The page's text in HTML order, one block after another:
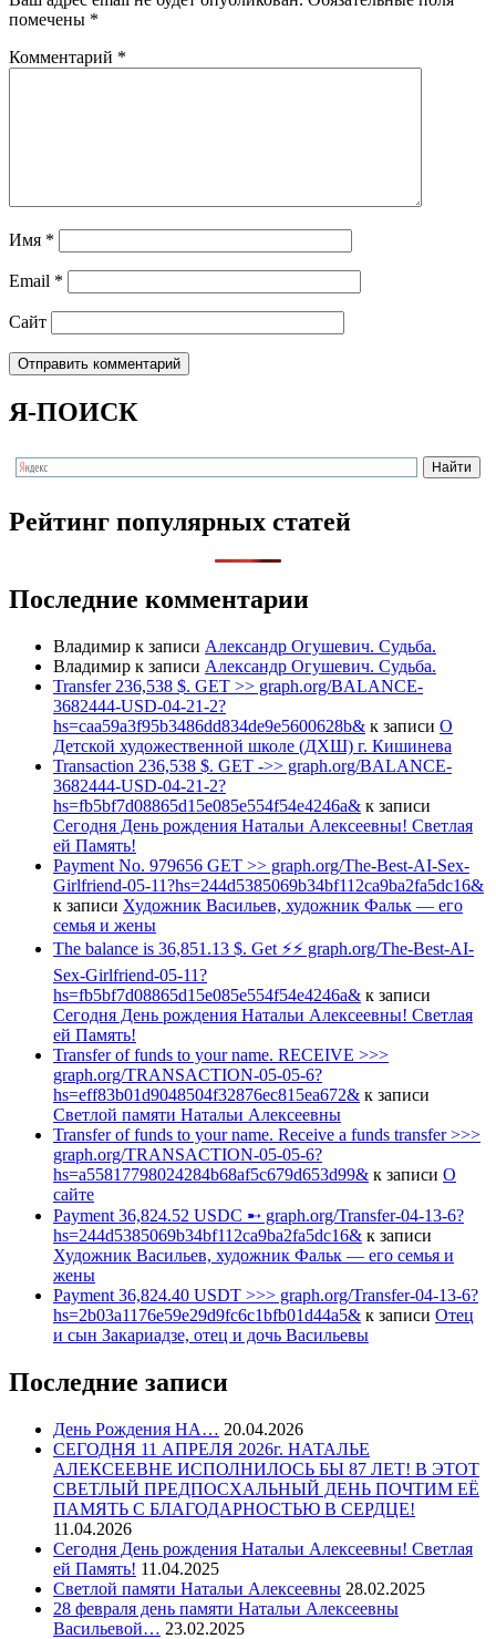
помечены *
Комментарий *
Имя *
Email *
Сайт
Я-ПОИСК
Рейтинг популярных статей
Последние комментарии
Владимир к записи Александр Огушевич. Судьба.
Владимир к записи Александр Огушевич. Судьба.
Transfer 236,538 $. GET >> graph.org/BALANCE-
3682444-USD-04-21-2?
hs=caa59a3f95b3486dd834de9e5600628b& к записи О
Детской художественной школе (ДХШ) г. Кишинева
Transaction 236,538 $. GET ->> graph.org/BALANCE-
3682444-USD-04-21-2?
hs=fb5bf7d08865d15e085e554f54e4246a& к записи
Сегодня День рождения Натальи Алексеевны! Светлая
ей Память!
Payment No. 979656 GET >> graph.org/The-Best-AI-Sex-
Girlfriend-05-11?hs=244d5385069b34bf112ca9ba2fa5dc16&
к записи Художник Васильев, художник Фальк — его
семья и жены
The balance is 36,851.13 $. Get ⚡⚡ graph.org/The-Best-AI-
Sex-Girlfriend-05-11?
hs=fb5bf7d08865d15e085e554f54e4246a& к записи
Сегодня День рождения Натальи Алексеевны! Светлая
ей Память!
Transfer of funds to your name. RECEIVE >>>
graph.org/TRANSACTION-05-05-6?
hs=eff83b01d9048504f32876ec815ea672& к записи
Светлой памяти Натальи Алексеевны
Transfer of funds to your name. Receive a funds transfer >>>
graph.org/TRANSACTION-05-05-6?
hs=a55817798024284b68af5c679d653d99& к записи О
сайте
Payment 36,824.52 USDC ➸ graph.org/Transfer-04-13-6?
hs=244d5385069b34bf112ca9ba2fa5dc16& к записи
Художник Васильев, художник Фальк — его семья и
жены
Payment 36,824.40 USDT >>> graph.org/Transfer-04-13-6?
hs=2b03a1176e59e29d9fc6c1bfb01d44a5& к записи Отец
и сын Закариадзе, отец и дочь Васильевы
Последние записи
День Рождения НА… 20.04.2026
СЕГОДНЯ 11 АПРЕЛЯ 2026г. НАТАЛЬЕ
АЛЕКСЕЕВНЕ ИСПОЛНИЛОСЬ БЫ 87 ЛЕТ! В ЭТОТ
СВЕТЛЫЙ ПРЕДПОСХАЛЬНЫЙ ДЕНЬ ПОЧТИМ ЕЁ
ПАМЯТЬ С БЛАГОДАРНОСТЬЮ В СЕРДЦЕ!
11.04.2026
Сегодня День рождения Натальи Алексеевны! Светлая
ей Память! 11.04.2025
Светлой памяти Натальи Алексеевны 28.02.2025
28 февраля день памяти Натальи Алексеевны
Васильевой… 23.02.2025